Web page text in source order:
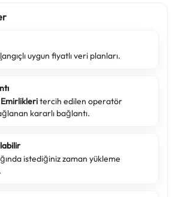
uygun fiyatlı veri planları.
tercih edilen operatör
kararlı bağlantı.
istediğiniz zaman yükleme